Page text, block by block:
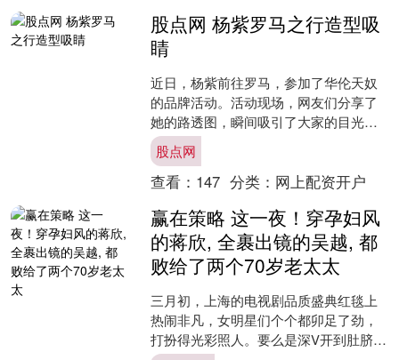
股点网 杨紫罗马之行造型吸
睛
近日，杨紫前往罗马，参加了华伦天奴
的品牌活动。活动现场，网友们分享了
她的路透图，瞬间吸引了大家的目光
——她的新发型让人眼前一亮，彻底改
变了人们对她的固有印象。 ....
股点网
查看： 147 分类： 网上配资开户
赢在策略 这一夜！穿孕妇风
的蒋欣, 全裹出镜的吴越, 都
败给了两个70岁老太太
三月初，上海的电视剧品质盛典红毯上
热闹非凡，女明星们个个都卯足了劲，
打扮得光彩照人。要么是深V开到肚脐，